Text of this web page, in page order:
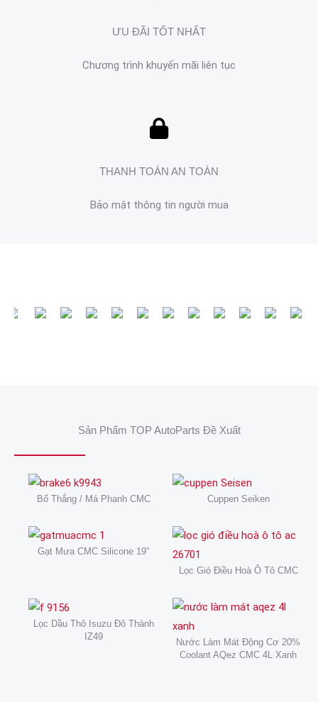
ƯU ĐÃI TỐT NHẤT
Chương trình khuyến mãi liên tục
THANH TOÁN AN TOÀN
Bảo mật thông tin người mua
Sản Phẩm TOP AutoParts Đề Xuất
Bố Thắng / Má Phanh CMC Cuppen Seiken
Gạt Mưa CMC Silicone 19″
Lọc Gió Điều Hoà Ô Tô CMC
Lọc Dầu Thô Isuzu Đô Thành
IZ49
Nước Làm Mát Động Cơ 20%
Coolant AQez CMC 4L Xanh